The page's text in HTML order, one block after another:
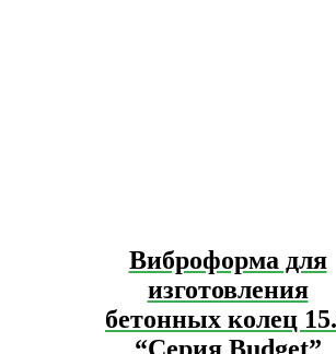
Виброформа для
изготовления
бетонных колец
“Серия Budget”